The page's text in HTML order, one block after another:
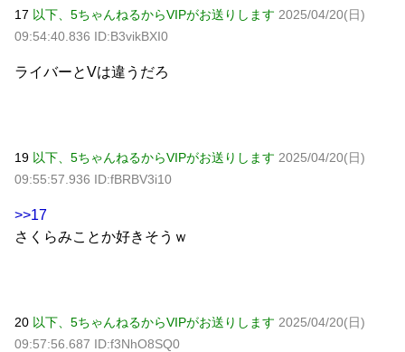
17 以下、5ちゃんねるからVIPがお送りします 2025/04/20(日)
09:54:40.836 ID:B3vikBXI0
ライバーとVは違うだろ
19 以下、5ちゃんねるからVIPがお送りします 2025/04/20(日)
09:55:57.936 ID:fBRBV3i10
>>17
さくらみことか好きそうｗ
20 以下、5ちゃんねるからVIPがお送りします 2025/04/20(日)
09:57:56.687 ID:f3NhO8SQ0